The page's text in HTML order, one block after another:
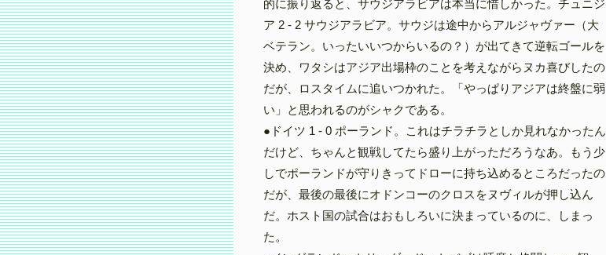
的に振り返ると、サウジアラビアは本当に惜しかった。チュニジ
ア 2 - 2 サウジアラビア。サウジは途中からアルジャヴァー（大
ベテラン。いったいいつからいるの？）が出てきて逆転ゴールを
決め、ワタシはアジア出場枠のことを考えながらヌカ喜びしたの
だが、ロスタイムに追いつかれた。「やっぱりアジアは終盤に弱
い」と思われるのがシャクである。
●ドイツ 1 - 0 ポーランド。これはチラチラとしか見れなかったん
だけど、ちゃんと観戦してたら盛り上がっただろうなあ。もう少
しでポーランドが守りきってドローに持ち込めるところだったの
だが、最後の最後にオドンコーのクロスをヌヴィルが押し込ん
だ。ホスト国の試合はおもしろいに決まっているのに、しまっ
た。